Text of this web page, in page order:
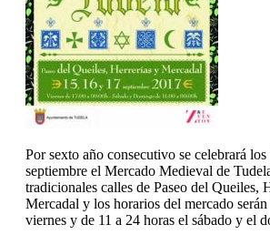
Por sexto año consecutivo se celebrará
septiembre el Mercado Medieval de
tradicionales calles de Paseo del Queiles,
Mercadal y los horarios del mercado
viernes y de 11 a 24 horas el sábado y el